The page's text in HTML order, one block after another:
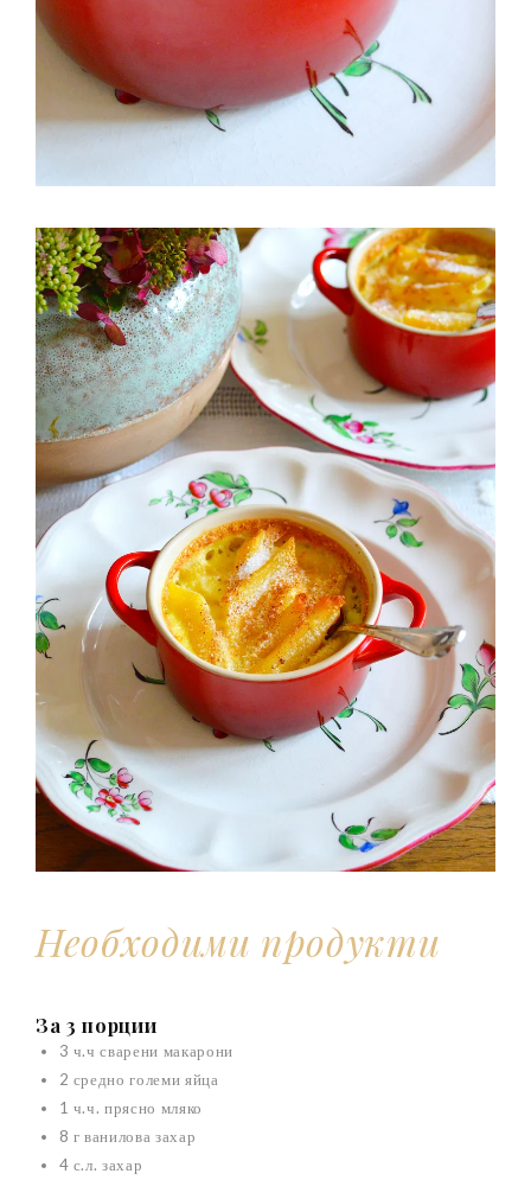
Необходими продукти
За 3 порции
3 ч.ч сварени макарони
2 средно големи яйца
1 ч.ч. прясно мляко
8 г ванилова захар
4 с.л. захар